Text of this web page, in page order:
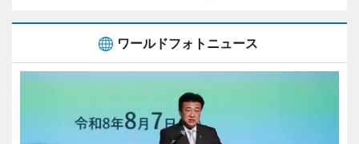
ワールドフォトニュース